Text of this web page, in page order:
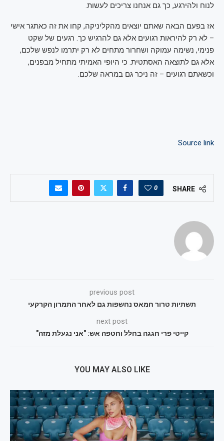
לנוח ולהירגע, כך גם אנחנו צריכים לעשות.
אז בפעם הבאה שאתם יוצאים מהקליניקה, קחו את זה כאתגר אישי
– לא רק להיראות רגועים אלא גם להרגיש כך. רגעים של שקט
פנימי, נשימה עמוקה ושחרור מתחים לא רק יתרמו לנפש שלכם,
אלא גם לתוצאה האסתטית. כי היופי האמיתי מתחיל מבפנים,
וכשאתם רגועים – זה ניכר גם במראה שלכם.
Source link
SHARE
0
previous post
תשתיות טרור חמאס נחשפות גם לאחר התמרון הקרקעי
next post
קייטי פרי חגגה בחלל וחטפה אש: "אני נגעלת מזה"
YOU MAY ALSO LIKE